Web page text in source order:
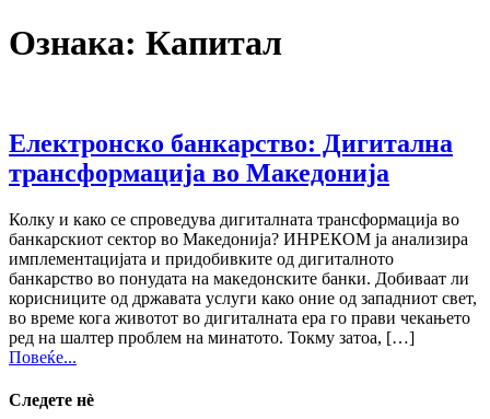
Ознака: Капитал
Електронско банкарство: Дигитална
трансформација во Македонија
Колку и како се спроведува дигиталната трансформација во
банкарскиот сектор во Македонија? ИНРЕКОМ ја анализира
имплементацијата и придобивките од дигиталното
банкарство во понудата на македонските банки. Добиваат ли
корисниците од државата услуги како оние од западниот свет,
во време кога животот во дигиталната ера го прави чекањето
ред на шалтер проблем на минатото. Токму затоа, […]
Повеќе...
Следете нѐ